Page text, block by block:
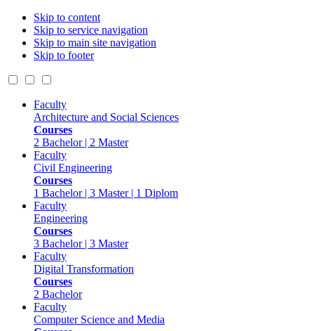
Skip to content
Skip to service navigation
Skip to main site navigation
Skip to footer
Faculty
Architecture and Social Sciences
Courses
2 Bachelor | 2 Master
Faculty
Civil Engineering
Courses
1 Bachelor | 3 Master | 1 Diplom
Faculty
Engineering
Courses
3 Bachelor | 3 Master
Faculty
Digital Transformation
Courses
2 Bachelor
Faculty
Computer Science and Media